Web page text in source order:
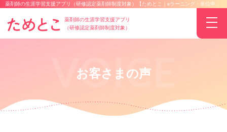
薬剤師の生涯学習支援アプリ（研修認定薬剤師制度対象）【ためとこ｜eラーニング・単位申請】
薬剤師の生涯学習支援アプリ
（研修認定薬剤師制度対象）
お客さまの声